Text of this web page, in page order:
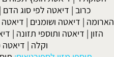
כרוב | דיאטה לפי סוג הדם |
הארומה | דיאטה ושומנים | דיאטה
הזון | דיאטה ותוספי תזונה |
וקלה | דיאטה